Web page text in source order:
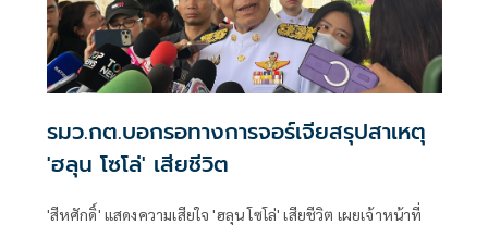
รมว.กต.บอกรอทางการจอร์เจียสรุปสาเหตุ
'ฮลุน โซโล่' เสียชีวิต
'สีหศักดิ์' แสดงความเสียใจ 'ฮลุน โซโล่' เสียชีวิต เผยเจ้าหน้าที่